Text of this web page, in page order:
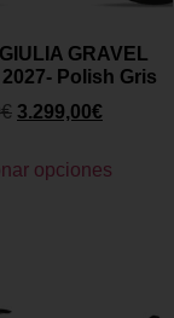
GRAVEL
Polish Gris
€ 3.299,00€
opciones